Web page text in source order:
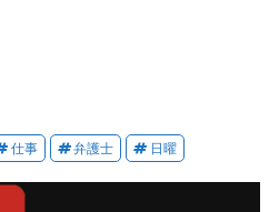
仕事 弁護士 日曜